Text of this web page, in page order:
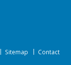
Sitemap Contact